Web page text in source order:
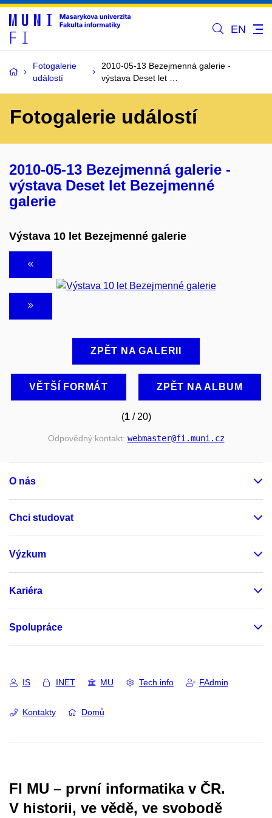
EN
Fotogalerie
událostí
2010-05-13 Bezejmenná galerie -
výstava Deset let …
Fotogalerie událostí
2010-05-13 Bezejmenná galerie -
výstava Deset let Bezejmenné
galerie
Výstava 10 let Bezejmenné galerie
ZPĚT NA GALERII
VĚTŠÍ FORMÁT ZPĚT NA ALBUM
(1/ 20)
Odpovědný kontakt: webmaster@fi.muni.cz
O nás
Chci studovat
Výzkum
Kariéra
Spolupráce
IS INET MU Tech info FAdmin
Kontakty Domů
FI MU – první informatika v ČR.
V historii, ve vědě, ve svobodě